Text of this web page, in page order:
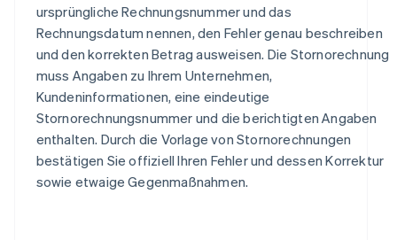
ursprüngliche Rechnungsnummer und das
Rechnungsdatum nennen, den Fehler genau beschreiben
und den korrekten Betrag ausweisen. Die Stornorechnung
muss Angaben zu Ihrem Unternehmen,
Kundeninformationen, eine eindeutige
Stornorechnungsnummer und die berichtigten Angaben
enthalten. Durch die Vorlage von Stornorechnungen
bestätigen Sie offiziell Ihren Fehler und dessen Korrektur
sowie etwaige Gegenmaßnahmen.